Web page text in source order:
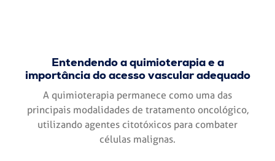
Entendendo a quimioterapia e a
importância do acesso vascular adequado
A quimioterapia permanece como uma das
principais modalidades de tratamento oncológico,
utilizando agentes citotóxicos para combater
células malignas.